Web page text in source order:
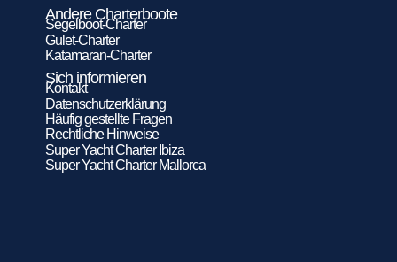
Andere Charterboote
Segelboot-Charter
Gulet-Charter
Katamaran-Charter
Sich informieren
Kontakt
Datenschutzerklärung
Häufig gestellte Fragen
Rechtliche Hinweise
Super Yacht Charter Ibiza
Super Yacht Charter Mallorca